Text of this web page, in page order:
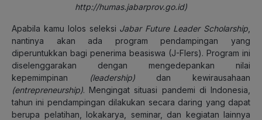
http://humas.jabarprov.go.id)
Apabila kamu lolos seleksi Jabar Future Leader Scholarship
nantinya akan ada program pendampingan yang
diperuntukkan bagi penerima beasiswa (J-Flers). Program ini
diselenggarakan dengan mengedepankan nilai
kepemimpinan
(leadership)dan kewirausahaan
(entrepreneurship). Mengingat situasi pandemi di Indonesia,
tahun ini pendampingan dilakukan secara daring yang dapat
berupa pelatihan, lokakarya, seminar, dan kegiatan lainnya